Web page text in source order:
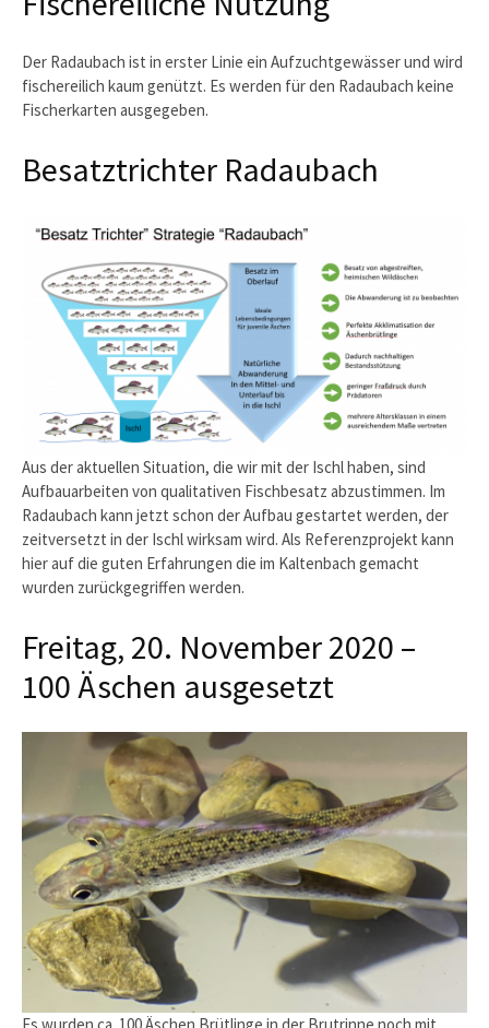
Der Radaubach ist in erster Linie ein Aufzuchtgewässer und wird
fischereilich kaum genützt. Es werden für den Radaubach keine
Fischerkarten ausgegeben.
Besatztrichter Radaubach
Aus der aktuellen Situation, die wir mit der Ischl haben, sind
Aufbauarbeiten von qualitativen Fischbesatz abzustimmen. Im
Radaubach kann jetzt schon der Aufbau gestartet werden, der
zeitversetzt in der Ischl wirksam wird. Als Referenzprojekt kann
hier auf die guten Erfahrungen die im Kaltenbach gemacht
wurden zurückgegriffen werden.
Freitag, 20. November 2020 –
100 Äschen ausgesetzt